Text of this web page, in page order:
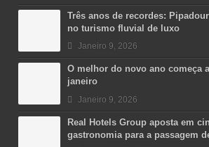
Três anos de recordes:
no turismo fluvial de luxo
Janeiro 9, 2026
O melhor do novo ano começa
janeiro
Janeiro 9, 2026
Real Hotels Group aposta em
gastronomia para a passagem